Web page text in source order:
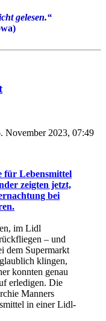
gelesen.“
November 2023, 07:49
für Lebensmittel
zeigten jetzt,
bei
im Lidl
– und
dem Supermarkt
klingen,
konnten genau
erledigen. Die
Manners
in einer Lidl-